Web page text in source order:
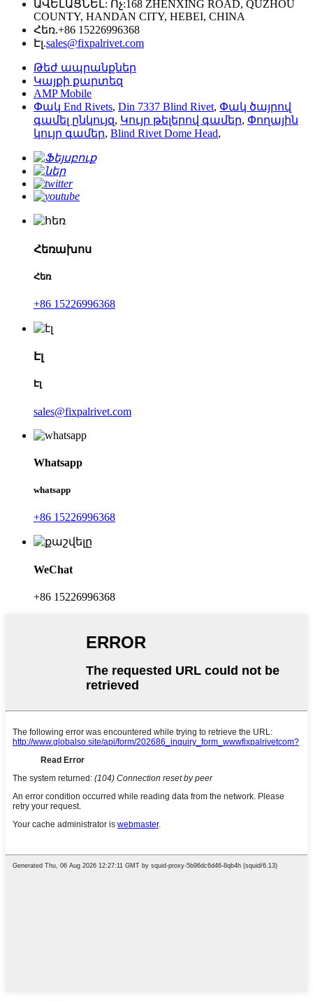
ԱՎԵԼԱՑՆԵԼ: Ոչ:168 ZHENXING ROAD, QUZHOU
COUNTY, HANDAN CITY, HEBEI, CHINA
Հեռ.+86 15226996368
Էլ.sales@fixpalrivet.com
Թեժ ապրանքներ
Կայքի քարտեզ
AMP Mobile
Փակ End Rivets, Din 7337 Blind Rivet, Փակ ծայրով
գամել ընկույզ, Կույր թելերով գամեր, Փողային
կույր գամեր, Blind Rivet Dome Head,
Հեռախոս
Հեռ
+86 15226996368
Էլ
Էլ
sales@fixpalrivet.com
Whatsapp
whatsapp
+86 15226996368
WeChat
+86 15226996368